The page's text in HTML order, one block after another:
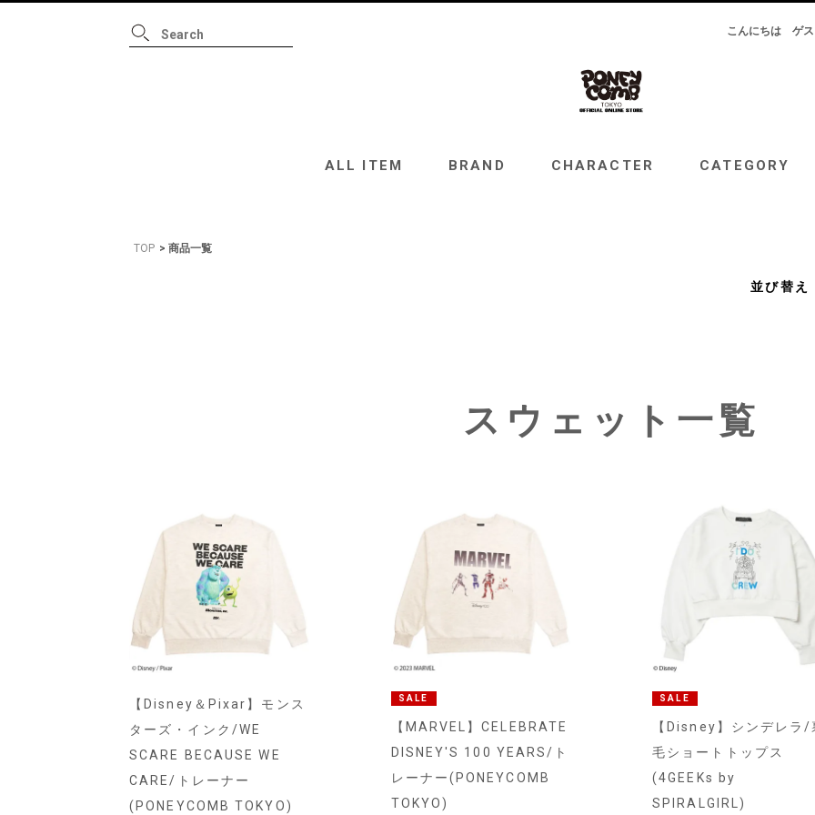
こんにちはゲ
ALL ITEM BRAND CHARACTER CATEGORY
ALL ITEM
TOP 商品一覧
並び替え
スウェット一覧
【Disney＆Pixar】モンス
ターズ・インク/WE
SCARE BECAUSE WE
CARE/トレーナー
(PONEYCOMB TOKYO)
SALE
【MARVEL】CELEBRATE
DISNEY'S 100 YEARS/ト
レーナー(PONEYCOMB
TOKYO)
SALE
【Disney】シンデレラ/
毛ショートトップス
(4GEEKs by
SPIRALGIRL)